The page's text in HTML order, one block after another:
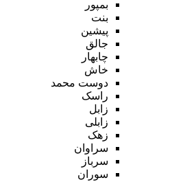
بمپور
بنت
پیشین
جالق
چابهار
خاش
دوست محمد
راسک
زابل
زابلی
زهک
سراوان
سرباز
سوران